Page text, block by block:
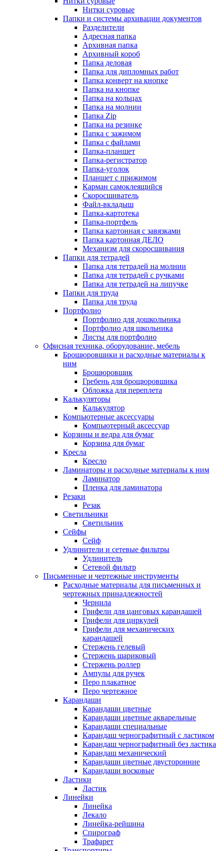
Нитки суровые
Папки и системы архивации документов
Разделители
Адресная папка
Архивная папка
Архивный короб
Папка деловая
Папка для дипломных работ
Папка конверт на кнопке
Папка на кнопке
Папка на кольцах
Папка на молнии
Папка Zip
Папка на резинке
Папка с зажимом
Папка с файлами
Папка-планшет
Папка-регистратор
Папка-уголок
Планшет с прижимом
Карман самоклеящийся
Скоросшиватель
Файл-вкладыш
Папка-картотека
Папка-портфель
Папка картонная с завязками
Папка картонная ДЕЛО
Механизм для скоросшивания
Папки для тетрадей
Папка для тетрадей на молнии
Папка для тетрадей с ручками
Папка для тетрадей на липучке
Папки для труда
Папка для труда
Портфолио
Портфолио для дошкольника
Портфолио для школьника
Листы для портфолио
Офисная техника, оборудование, мебель
Брошюровшики и расходные материалы к
ним
Брошюровщик
Гребень для брощюровшика
Обложка для переплета
Калькуляторы
Калькулятор
Компьютерные аксессуары
Компьютерный аксессуар
Корзины и ведра для бумаг
Корзина для бумаг
Кресла
Кресло
Ламинаторы и расходные материалы к ним
Ламинатор
Пленка для ламинатора
Резаки
Резак
Светильники
Светильник
Сейфы
Сейф
Удлинители и сетевые фильтры
Удлинитель
Сетевой фильтр
Письменные и чертежные инструменты
Расходные материалы для письменных и
чертежных принадлежностей
Чернила
Грифели для цанговых карандашей
Грифели для циркулей
Грифели для механических
карандашей
Стержень гелевый
Стержень шариковый
Стержень роллер
Ампулы для ручек
Перо плакатное
Перо чертежное
Карандаши
Карандаши цветные
Карандаши цветные акварельные
Карандаши специальные
Карандаш чернографитный с ластиком
Карандаш чернографитный без ластика
Карандаш механический
Карандаши цветные двусторонние
Карандаши восковые
Ластики
Ластик
Линейки
Линейка
Лекало
Линейка-рейшина
Спирограф
Трафарет